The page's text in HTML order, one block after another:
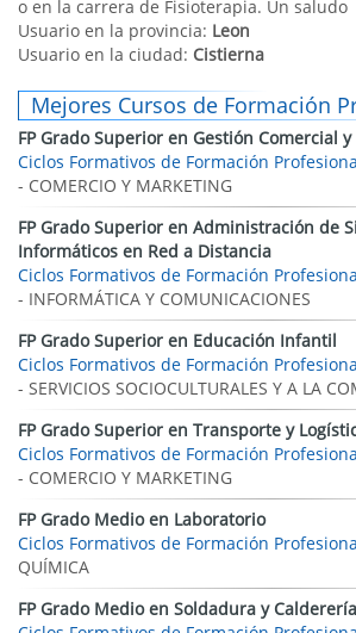
o en la carrera de Fisioterapia. Un saludo
Usuario en la provincia: Leon
Usuario en la ciudad: Cistierna
Mejores Cursos de Formación
FP Grado Superior en Gestión Comercial
Ciclos Formativos de Formación
- COMERCIO Y MARKETING
FP Grado Superior en Administración de
Informáticos en Red a Distancia
Ciclos Formativos de Formación
- INFORMÁTICA Y COMUNICACIONES
FP Grado Superior en Educación Infantil
Ciclos Formativos de Formación
- SERVICIOS SOCIOCULTURALES Y A LA
FP Grado Superior en Transporte y
Ciclos Formativos de Formación
- COMERCIO Y MARKETING
FP Grado Medio en Laboratorio
Ciclos Formativos de Formación
QUÍMICA
FP Grado Medio en Soldadura y Calderería